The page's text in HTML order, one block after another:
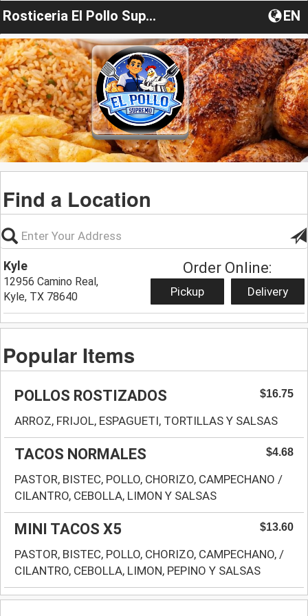
Rosticeria El Pollo Supremo EN
Find a Location
Kyle
12956 Camino Real,
Kyle, TX 78640
Order Online:
Pickup Delivery
Popular Items
POLLOS ROSTIZADOS $16.75
ARROZ, FRIJOL, ESPAGUETI, TORTILLAS Y SALSAS
TACOS NORMALES $4.68
PASTOR, BISTEC, POLLO, CHORIZO, CAMPECHANO /
CILANTRO, CEBOLLA, LIMON Y SALSAS
MINI TACOS X5 $13.60
PASTOR, BISTEC, POLLO, CHORIZO, CAMPECHANO, /
CILANTRO, CEBOLLA, LIMON, PEPINO Y SALSAS